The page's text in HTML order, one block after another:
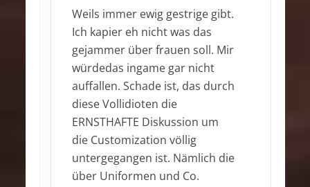
Weils immer ewig gestrige gibt.
Ich kapier eh nicht was das
gejammer über frauen soll. Mir
würdedas ingame gar nicht
auffallen. Schade ist, das durch
diese Vollidioten die
ERNSTHAFTE Diskussion um
die Customization völlig
untergegangen ist. Nämlich die
über Uniformen und Co.